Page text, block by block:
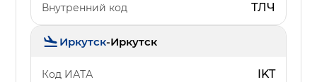
Внутренний код ТЛЧ
Иркутск-Иркутск
Код ИАТА IKT